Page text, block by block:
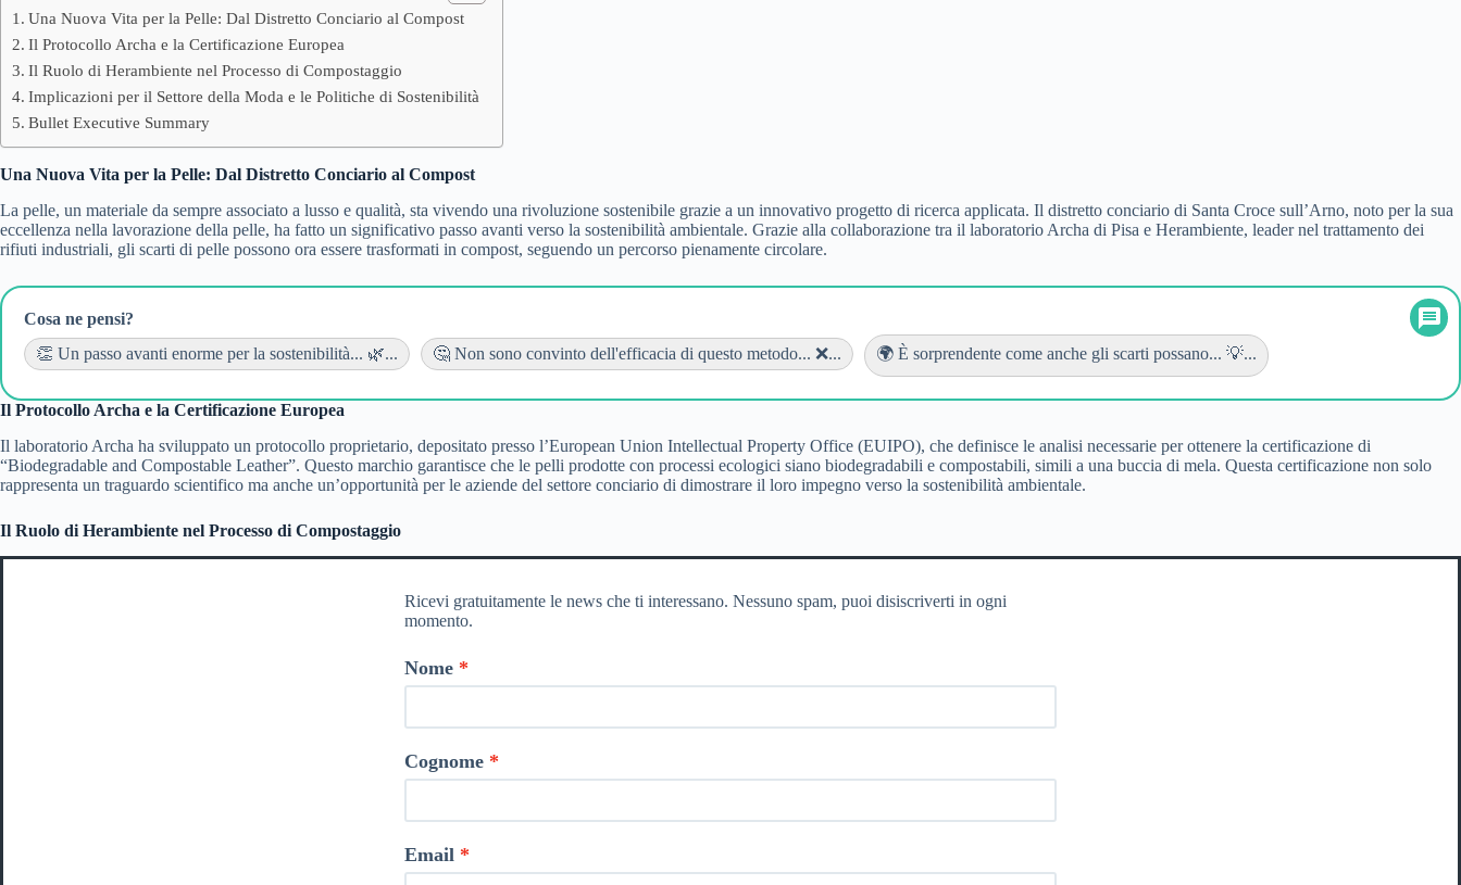
Una Nuova Vita per la Pelle: Dal Distretto Conciario al Compost
Il Protocollo Archa e la Certificazione Europea
Il Ruolo di Herambiente nel Processo di Compostaggio
Implicazioni per il Settore della Moda e le Politiche di Sostenibilità
Bullet Executive Summary
Una Nuova Vita per la Pelle: Dal Distretto Conciario al Compost
La pelle, un materiale da sempre associato a lusso e qualità, sta vivendo una rivoluzione sostenibile grazie a un innovativo progetto di ricerca applicata. Il distretto conciario di Santa Croce sull’Arno, noto per la sua
eccellenza nella lavorazione della pelle, ha fatto un significativo passo avanti verso la sostenibilità ambientale. Grazie alla collaborazione tra il laboratorio Archa di Pisa e Herambiente, leader nel trattamento dei
rifiuti industriali, gli scarti di pelle possono ora essere trasformati in compost, seguendo un percorso pienamente circolare.
Cosa ne pensi?
👏 Un passo avanti enorme per la sostenibilità... 🌿...
🤔 Non sono convinto dell'efficacia di questo metodo... ❌... 🌍 È sorprendente come anche gli scarti possano... 💡...
Il Protocollo Archa e la Certificazione Europea
Il laboratorio Archa ha sviluppato un protocollo proprietario, depositato presso l’European Union Intellectual Property Office (EUIPO), che definisce le analisi necessarie per ottenere la certificazione di
“Biodegradable and Compostable Leather”. Questo marchio garantisce che le pelli prodotte con processi ecologici siano biodegradabili e compostabili, simili a una buccia di mela. Questa certificazione non solo
rappresenta un traguardo scientifico ma anche un’opportunità per le aziende del settore conciario di dimostrare il loro impegno verso la sostenibilità ambientale.
Il Ruolo di Herambiente nel Processo di Compostaggio
Ricevi gratuitamente le news che ti interessano. Nessuno spam, puoi disiscriverti in ogni
momento.
Nome
Cognome
Email